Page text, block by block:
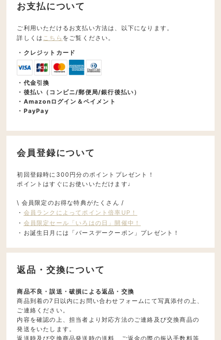
お支払について
ご利用いただけるお支払い方法は、以下になります。
詳しくは こちら をご覧ください。
・クレジットカード
・代金引換
・後払い（コンビニ/郵便局/銀行後払い）
・Amazonログイン＆ペイメント
・PayPay
会員登録について
初回登録時に300円分のポイントプレゼント！
ポイントはすぐにお使いいただけます♩
\ 会員限定のお得な特典がたくさん /
・ 会員ランクによってポイント倍率UP！
・ 会員限定セール「いろはの日」開催中！
・お誕生日月には「バースデークーポン」プレゼント！
返品・交換について
商品不良・誤送・破損による返品・交換
商品到着の7日以内にお問い合わせフォームにて写真添付の上、
ご連絡ください。
内容を確認の上、担当者より対応方法のご連絡及び交換商品の
発送をいたします。
返送時及び交換商品発送時の送料、ご返金の際の振込手数料等